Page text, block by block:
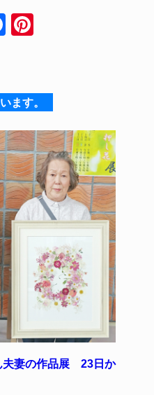
F
e
b
o
o
k
e
st
ます。
妻の作品展 23日か